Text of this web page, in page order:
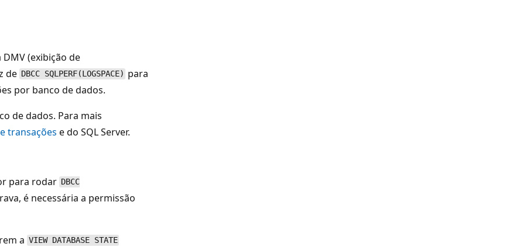
DMV (exibição de
de DBCC SQLPERF(LOGSPACE) para
por banco de dados.
de dados. Para mais
transações e do SQL Server.
para rodar DBCC
é necessária a permissão
a VIEW DATABASE STATE